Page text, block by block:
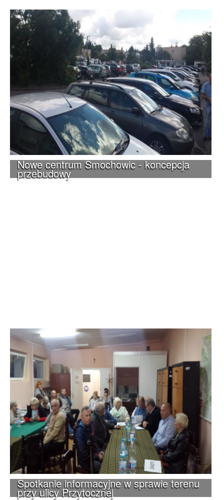
Nowe centrum Smochowic - koncepcja
przebudowy
Spotkanie informacyjne w sprawie terenu
przy ulicy Przytocznej